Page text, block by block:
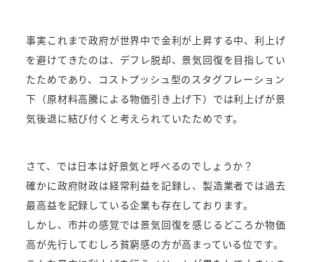
事実これまで政府が世界中で金利が上昇する中、利上げ
を避けてきたのは、デフレ脱却、景気回復を目指してい
たためであり、コストプッシュ型のスタグフレーション
下（原材料高騰による物価引き上げ下）では利上げが景
気後退に結び付くと考えられていたためです。
さて、では日本は好景気と呼べるのでしょうか？
確かに政府財政は経常利益を記録し、製造業者では過去
最高益を記録している企業も存在しております。
しかし、市井の感覚では景気回復を感じるどころか物価
高が先行してむしろ貧窮感の方が高まっている位です。